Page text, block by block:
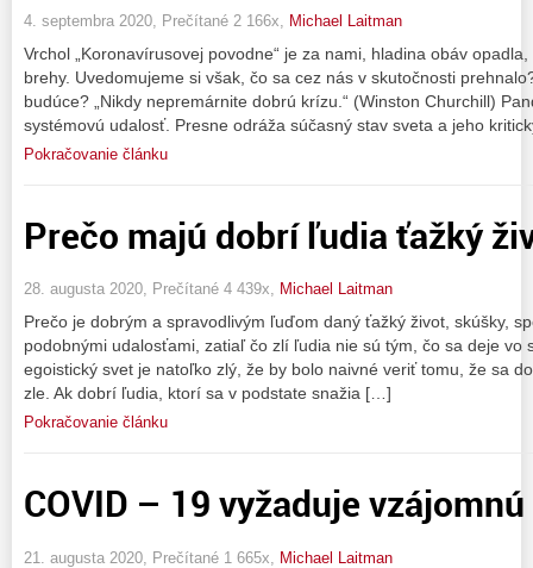
4. septembra 2020, Prečítané 2 166x, Michael Laitman
Vrchol „Koronavírusovej povodne“ je za nami, hladina obáv
brehy. Uvedomujeme si však, čo sa cez nás v skutočnosti
budúce? „Nikdy nepremárnite dobrú krízu.“ (Winston Churchill)
systémovú udalosť. Presne odráža súčasný stav sveta a jeho
Pokračovanie článku
Prečo majú dobrí ľudia ťažký
28. augusta 2020, Prečítané 4 439x, Michael Laitman
Prečo je dobrým a spravodlivým ľuďom daný ťažký život, skúšky,
podobnými udalosťami, zatiaľ čo zlí ľudia nie sú tým, čo sa deje vo
egoistický svet je natoľko zlý, že by bolo naivné veriť tomu, že sa
zle. Ak dobrí ľudia, ktorí sa v podstate snažia […]
Pokračovanie článku
COVID – 19 vyžaduje
21. augusta 2020, Prečítané 1 665x, Michael Laitman